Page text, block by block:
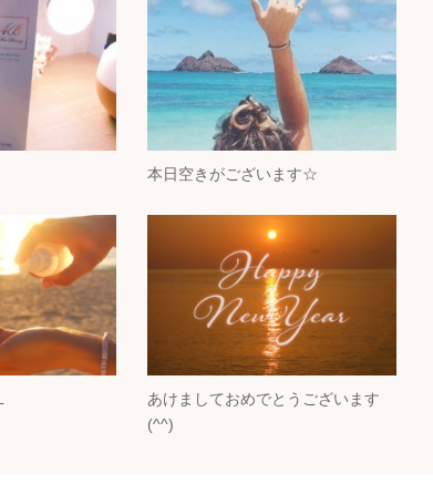
本日空きがございます☆
あけましておめでとうございます
(^^)